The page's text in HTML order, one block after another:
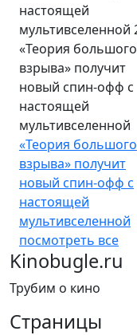
«Теория большого
взрыва» получит
новый спин-офф с
настоящей
мультивселенной
«Теория большого
взрыва» получит
новый спин-офф с
настоящей
мультивселенной
посмотреть все
Kinobugle.ru
Трубим о кино
Страницы